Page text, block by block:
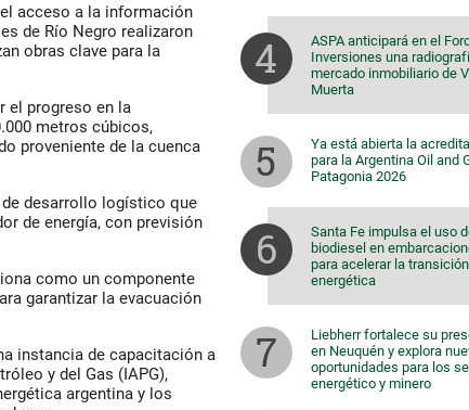
acceso a la información
de Río Negro realizaron
obras clave para la
el progreso en la
metros cúbicos,
proveniente de la cuenca
desarrollo logístico que
de energía, con previsión
como un componente
garantizar la evacuación
instancia de capacitación a
y del Gas (IAPG),
argentina y los
ASPA anticipará en el
Inversiones una
mercado inmobiliario de
Muerta
Ya está abierta la
para la Argentina Oil and
Patagonia 2026
Santa Fe impulsa el uso
biodiesel en
para acelerar la transición
energética
Liebherr fortalece su
en Neuquén y explora
oportunidades para los
energético y minero